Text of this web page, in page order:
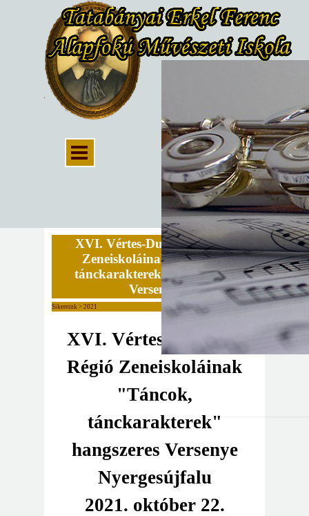
XVI. Vértes-Dunazug Régió
Zeneiskoláinak "Táncok,
tánckarakterek" hangszeres
Versenye
Sikereink > 2021
XVI. Vértes-Dunazug
Régió Zeneiskoláinak
"Táncok,
tánckarakterek"
hangszeres Versenye
Nyergesújfalu
2021. október 22.